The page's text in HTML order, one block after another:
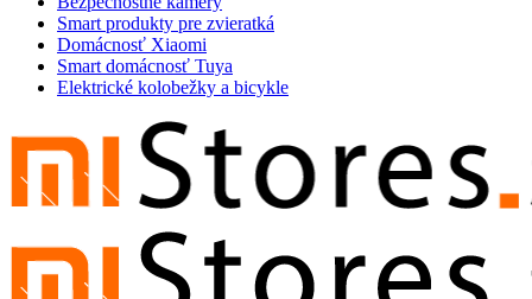
Smart produkty pre zvieratká
Domácnosť Xiaomi
Smart domácnosť Tuya
Elektrické kolobežky a bicykle